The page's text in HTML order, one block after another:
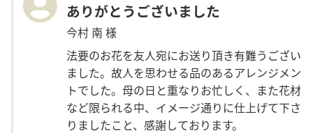
ありがとうございました
今村 南 様
法要のお花を友人宛にお送り頂き有難うござい
ました。故人を思わせる品のあるアレンジメン
トでした。母の日と重なりお忙しく、また花材
など限られる中、イメージ通りに仕上げて下さ
りましたこと、感謝しております。